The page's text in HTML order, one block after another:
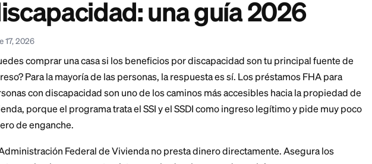
discapacidad: una guía 2026
June 17, 2026
¿Puedes comprar una casa si los beneficios por discapacidad son tu
ingreso? Para la mayoría de las personas, la respuesta es sí. Los
personas con discapacidad son uno de los caminos más accesibles
vivienda, porque el programa trata el SSI y el SSDI como ingreso legítimo